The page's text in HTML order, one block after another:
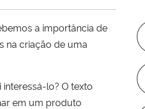
a importância de
na criação de uma
lo? O texto
em um produto